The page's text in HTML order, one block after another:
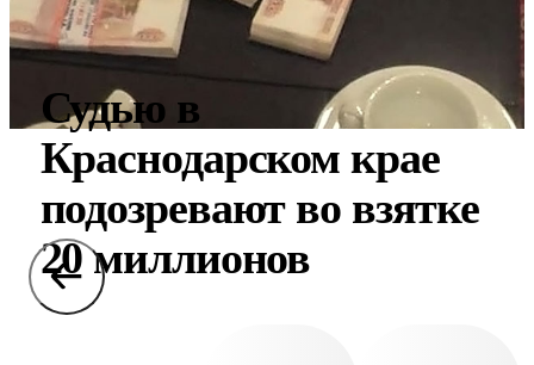
Судью в
Краснодарском крае
подозревают во взятке
20 миллионов